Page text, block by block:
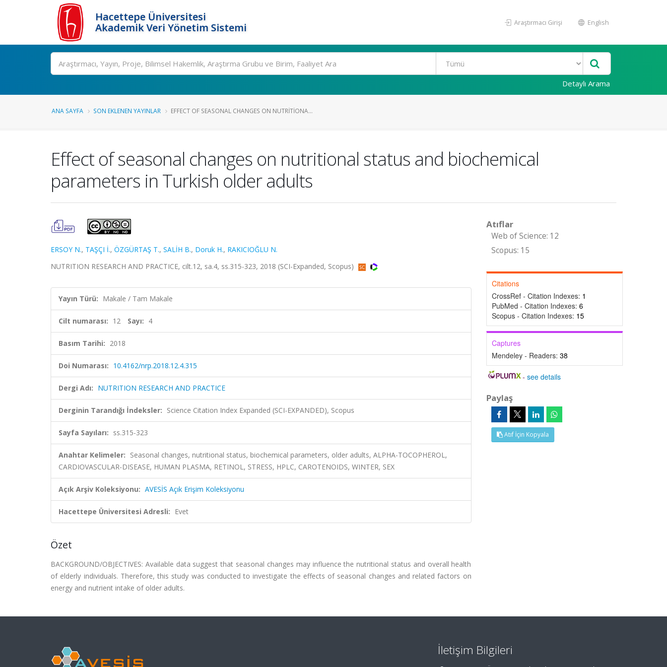
Hacettepe Üniversitesi
Akademik Veri Yönetim Sistemi
Araştırmacı Girişi English
Ara
Detaylı Arama
ANA SAYFA SON EKLENEN YAYINLAR EFFECT OF SEASONAL CHANGES ON NUTRITIONA...
Effect of seasonal changes on nutritional status and biochemical
parameters in Turkish older adults
ERSOY N., TAŞÇI İ., ÖZGÜRTAŞ T., SALİH B., Doruk H., RAKICIOĞLU N.
NUTRITION RESEARCH AND PRACTICE, cilt.12, sa.4, ss.315-323, 2018 (SCI-Expanded, Scopus)
Yayın Türü: Makale / Tam Makale
Cilt numarası: 12 Sayı: 4
Basım Tarihi: 2018
Doi Numarası: 10.4162/nrp.2018.12.4.315
Dergi Adı: NUTRITION RESEARCH AND PRACTICE
Derginin Tarandığı İndeksler: Science Citation Index Expanded (SCI-EXPANDED), Scopus
Sayfa Sayıları: ss.315-323
Anahtar Kelimeler: Seasonal changes, nutritional status, biochemical parameters, older adults, ALPHA-TOCOPHEROL,
CARDIOVASCULAR-DISEASE, HUMAN PLASMA, RETINOL, STRESS, HPLC, CAROTENOIDS, WINTER, SEX
Açık Arşiv Koleksiyonu: AVESİS Açık Erişim Koleksiyonu
Hacettepe Üniversitesi Adresli: Evet
Özet
BACKGROUND/OBJECTIVES: Available data suggest that seasonal changes may influence the nutritional status and overall health
of elderly individuals. Therefore, this study was conducted to investigate the effects of seasonal changes and related factors on
energy and nutrient intake of older adults.
Atıflar
Web of Science: 12
Scopus: 15
Citations
CrossRef - Citation Indexes: 1
PubMed - Citation Indexes: 6
Scopus - Citation Indexes: 15
Captures
Mendeley - Readers: 38
-see details
Paylaş
Atıf İçin Kopyala
İletişim Bilgileri